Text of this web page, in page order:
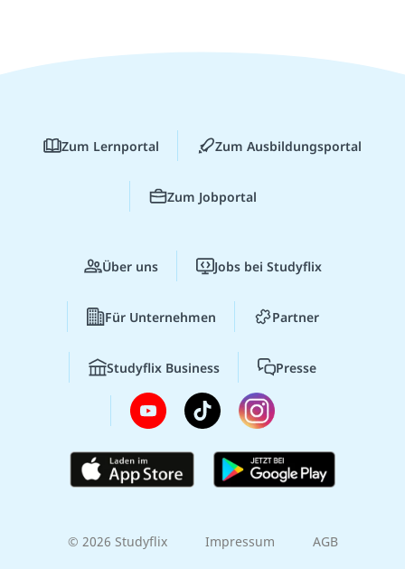
Zum Lernportal Zum Ausbildungsportal
Zum Jobportal
Über uns Jobs bei Studyflix
Für Unternehmen Partner
Studyflix Business Presse
© 2026 Studyflix Impressum AGB